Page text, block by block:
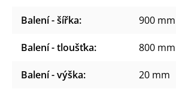
Balení - šířka: 900 mm
Balení - tloušťka: 800 mm
Balení - výška: 20 mm